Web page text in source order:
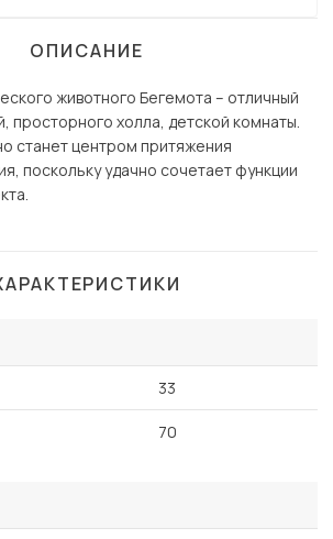
ОПИСАНИЕ
животного Бегемота – отличный
просторного холла, детской комнаты.
станет центром притяжения
поскольку удачно сочетает функции
33
70